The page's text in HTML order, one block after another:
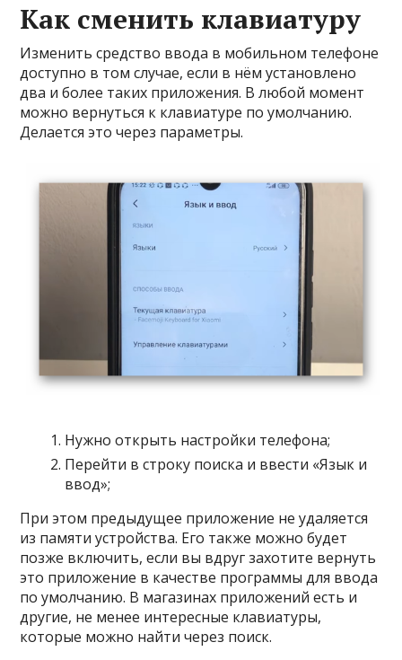
Как сменить клавиатуру
Изменить средство ввода в мобильном телефоне
доступно в том случае, если в нём установлено
два и более таких приложения. В любой момент
можно вернуться к клавиатуре по умолчанию.
Делается это через параметры.
Нужно открыть настройки телефона;
Перейти в строку поиска и ввести «Язык и
ввод»;
При этом предыдущее приложение не удаляется
из памяти устройства. Его также можно будет
позже включить, если вы вдруг захотите вернуть
это приложение в качестве программы для ввода
по умолчанию. В магазинах приложений есть и
другие, не менее интересные клавиатуры,
которые можно найти через поиск.